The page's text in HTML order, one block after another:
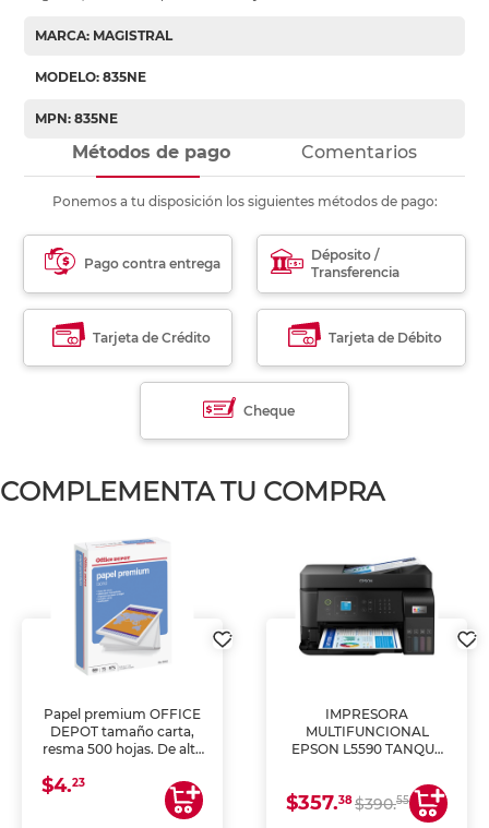
MARCA: MAGISTRAL
MODELO: 835NE
MPN: 835NE
Métodos de pago Comentarios
Ponemos a tu disposición los siguientes métodos de pago:
Pago contra entrega
Déposito /
Transferencia
Tarjeta de Crédito Tarjeta de Débito
Cheque
COMPLEMENTA TU COMPRA
Papel premium OFFICE
DEPOT tamaño carta,
resma 500 hojas. De alta
uniforme, ideal para
impresoras de inyección
de tinta y láser,
$4.23
IMPRESORA
MULTIFUNCIONAL
EPSON L5590 TANQUE
COPIA Y ESCANEA)
$357.38$390.55